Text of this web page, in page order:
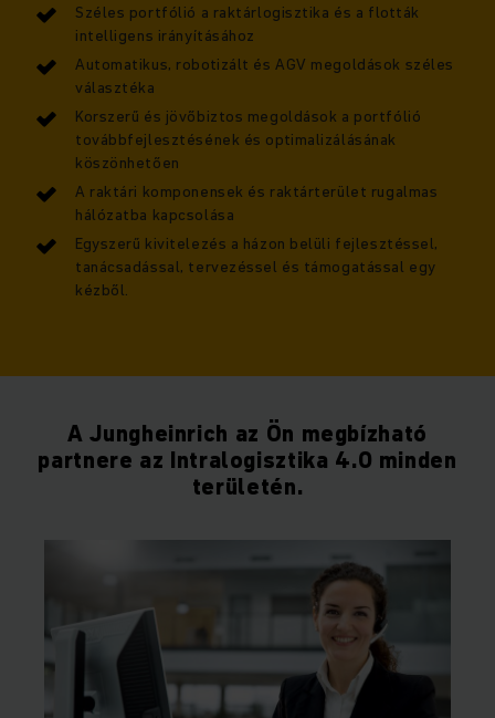
Széles portfólió a raktárlogisztika és a flották
intelligens irányításához
Automatikus, robotizált és AGV megoldások széles
választéka
Korszerű és jövőbiztos megoldások a portfólió
továbbfejlesztésének és optimalizálásának
köszönhetően
A raktári komponensek és raktárterület rugalmas
hálózatba kapcsolása
Egyszerű kivitelezés a házon belüli fejlesztéssel,
tanácsadással, tervezéssel és támogatással egy
kézből.
A Jungheinrich az Ön megbízható
partnere az Intralogisztika 4.0 minden
területén.